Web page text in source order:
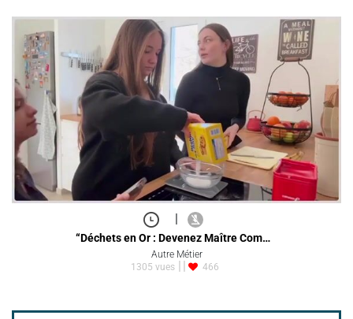
“Déchets en Or : Devenez Maître Com…
Autre Métier
1305 vues
466